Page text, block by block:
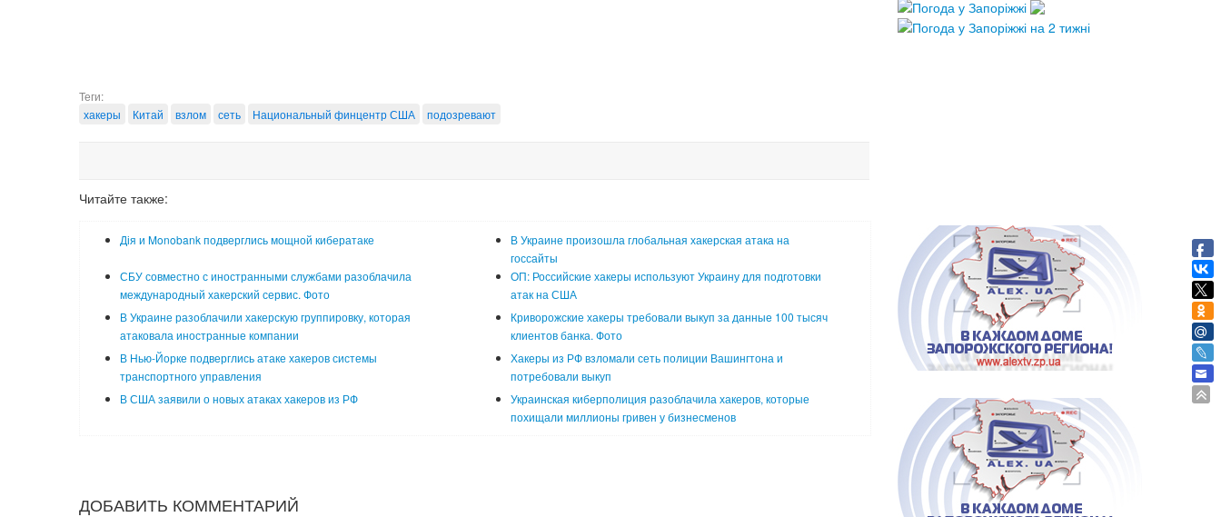
Теги:
хакеры
Китай взлом сеть Национальный финцентр США подозревают
Читайте также:
Дія и Monobank подверглись мощной кибератаке
В Украине произошла глобальная хакерская атака на
госсайты
СБУ совместно с иностранными службами разоблачила
международный хакерский сервис. Фото
ОП: Российские хакеры используют Украину для подготовки
атак на США
В Украине разоблачили хакерскую группировку, которая
атаковала иностранные компании
Криворожские хакеры требовали выкуп за данные 100 тысяч
клиентов банка. Фото
В Нью-Йорке подверглись атаке хакеров системы
транспортного управления
Хакеры из РФ взломали сеть полиции Вашингтона и
потребовали выкуп
В США заявили о новых атаках хакеров из РФ
Украинская киберполиция разоблачила хакеров, которые
похищали миллионы гривен у бизнесменов
ДОБАВИТЬ КОММЕНТАРИЙ